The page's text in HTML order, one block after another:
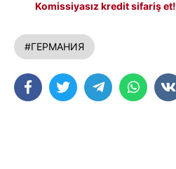
Komissiyasız kredit sifariş et!
#ГЕРМАНИЯ